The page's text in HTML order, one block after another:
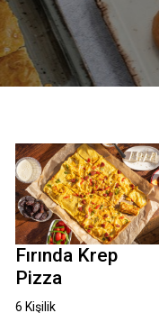
Fırında Krep
Pizza
6 Kişilik